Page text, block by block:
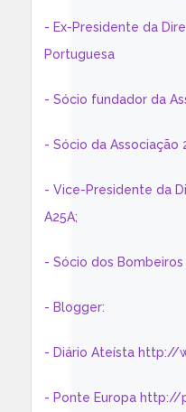
- Ex-Presidente da
Portuguesa
- Sócio fundador da
- Sócio da Associação
- Vice-Presidente da
A25A;
- Sócio dos
- Blogger:
- Diário Ateísta http://
- Ponte Europa